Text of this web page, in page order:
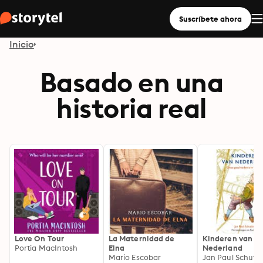
Suscríbete ahora
Inicio
Basado en una
historia real
Love On Tour
Portia MacIntosh
La Maternidad de
Elna
Mario Escobar
Kinderen van
Nederland
Jan Paul